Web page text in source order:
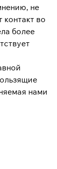
не
контакт во
более
нами